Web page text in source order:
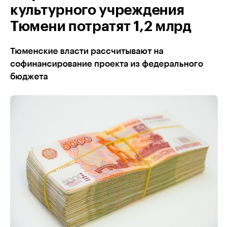
культурного учреждения
Тюмени потратят 1,2 млрд
Тюменские власти рассчитывают на
софинансирование проекта из федерального
бюджета